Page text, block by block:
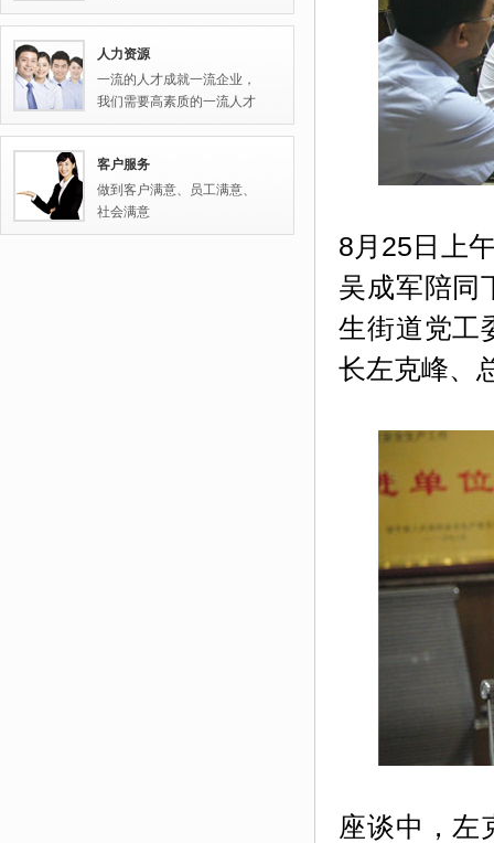
人力资源
一流的人才成就一流企业，
我们需要高素质的一流人才
客户服务
做到客户满意、员工满意、
社会满意
8月25日上
吴成军陪同
生街道党工
长左克峰、
座谈中，左